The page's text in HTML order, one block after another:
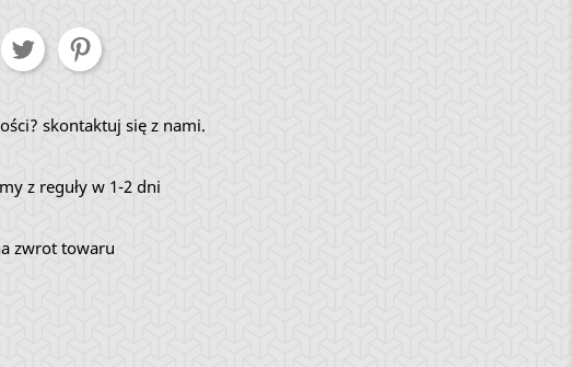
skontaktuj się z nami.
z reguły w 1-2 dni
zwrot towaru